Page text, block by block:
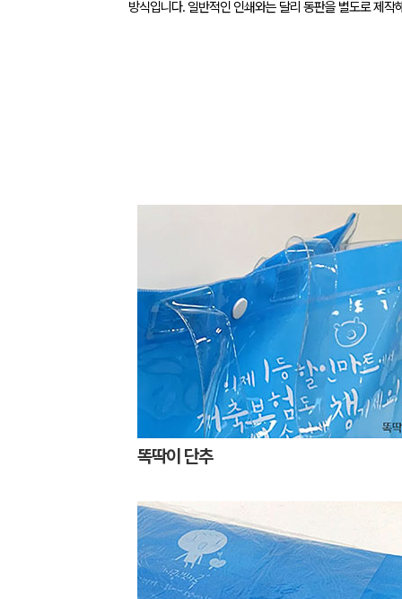
방식입니다. 일반적인 인쇄와는 달리 동판을 별도로 제작
똑딱이 단추